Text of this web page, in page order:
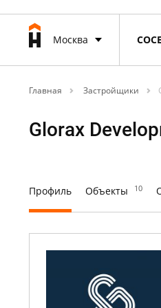
Москва
Главная Застройщики
Glorax
Профиль Объекты 10